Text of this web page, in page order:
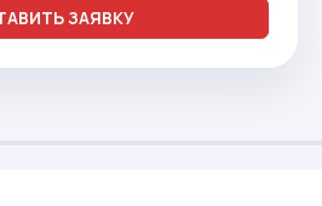
ЗАЯВКУ